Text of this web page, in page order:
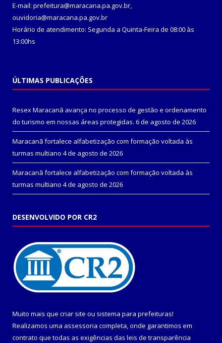
E-mail: prefeitura@maracana.pa.gov.br,
ouvidoria@maracana.pa.gov.br
Horário de atendimento: Segunda a Quinta-Feira de 08:00 às
13:00hs
ÚLTIMAS PUBLICAÇÕES
Resex Maracanã avança no processo de gestão e ordenamento
do turismo em nossas áreas protegidas. 6 de agosto de 2026
Maracanã fortalece alfabetização com formação voltada às
turmas multiano 4 de agosto de 2026
Maracanã fortalece alfabetização com formação voltada às
turmas multiano 4 de agosto de 2026
DESENVOLVIDO POR CR2
Muito mais que criar site ou sistema para prefeituras!
Realizamos uma assessoria completa, onde garantimos em
contrato que todas as exigências das leis de transparência